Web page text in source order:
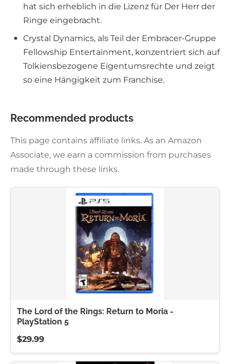
hat sich erheblich in die Lizenz für Der Herr der
Ringe eingebracht.
Crystal Dynamics, als Teil der Embracer-Gruppe
Fellowship Entertainment, konzentriert sich auf
Tolkiensbezogene Eigentumsrechte und zeigt
so eine Hängigkeit zum Franchise.
Recommended products
This page contains affiliate links. As an Amazon
Associate, we earn a commission from purchases
made through these links.
The Lord of the Rings: Return to Moria -
PlayStation 5
$29.99